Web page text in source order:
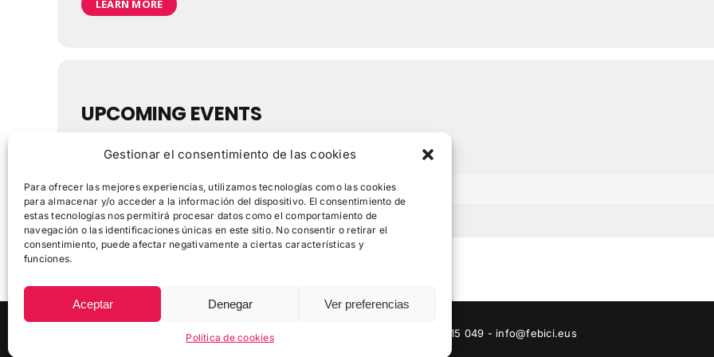
Gestionar el consentimiento de las cookies
Para ofrecer las mejores experiencias, utilizamos tecnologías como las cookies
para almacenar y/o acceder a la información del dispositivo. El consentimiento de
estas tecnologías nos permitirá procesar datos como el comportamiento de
navegación o las identificaciones únicas en este sitio. No consentir o retirar el
consentimiento, puede afectar negativamente a ciertas características y
funciones.
Aceptar Denegar Ver preferencias
Política de cookies
LEARN MORE
UPCOMING EVENTS
NO HAY EVENTOS
Zikloturistaliga |Política de Cookies : 944 415 049 - info@febici.eus